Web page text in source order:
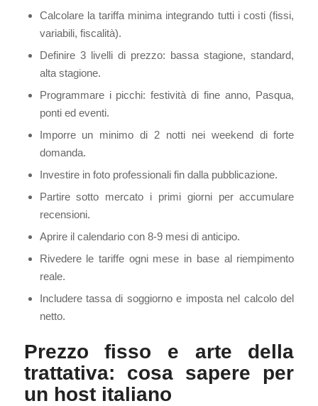
Calcolare la tariffa minima integrando tutti i costi (fissi,
variabili, fiscalità).
Definire 3 livelli di prezzo: bassa stagione, standard,
alta stagione.
Programmare i picchi: festività di fine anno, Pasqua,
ponti ed eventi.
Imporre un minimo di 2 notti nei weekend di forte
domanda.
Investire in foto professionali fin dalla pubblicazione.
Partire sotto mercato i primi giorni per accumulare
recensioni.
Aprire il calendario con 8-9 mesi di anticipo.
Rivedere le tariffe ogni mese in base al riempimento
reale.
Includere tassa di soggiorno e imposta nel calcolo del
netto.
Prezzo fisso e arte della
trattativa: cosa sapere per
un host italiano